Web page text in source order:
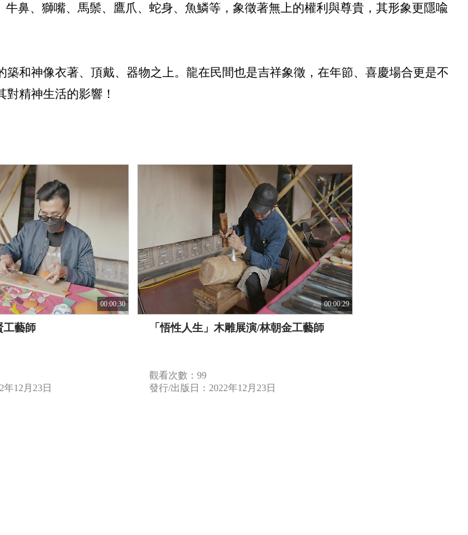
鼻、獅嘴、馬鬃、鷹爪、蛇身、魚鱗等，象徵著無上的權利與尊貴，其形象更隱喩
和神像衣著、頂戴、器物之上。龍在民間也是吉祥象徵，在年節、喜慶場合更是不
精神生活的影響！
00:00:30
工藝師
12月23日
00:00:29
「悟性人生」木雕展演/林朝金工藝師
觀看次數：99
發行/出版日：2022年12月23日